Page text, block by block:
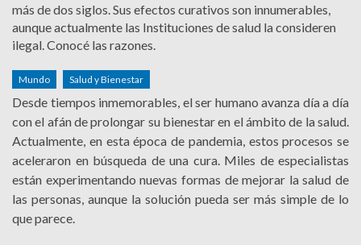
más de dos siglos. Sus efectos curativos son innumerables,
aunque actualmente las Instituciones de salud la consideren
ilegal. Conocé las razones.
Mundo Salud y Bienestar
Desde tiempos inmemorables, el ser humano avanza día a día
con el afán de prolongar su bienestar en el ámbito de la salud.
Actualmente, en esta época de pandemia, estos procesos se
aceleraron en búsqueda de una cura. Miles de especialistas
están experimentando nuevas formas de mejorar la salud de
las personas, aunque la solución pueda ser más simple de lo
que parece.